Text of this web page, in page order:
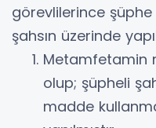
görevlilerince
şahsın üzerinde
Metamfetamin
olup; şüpheli
madde